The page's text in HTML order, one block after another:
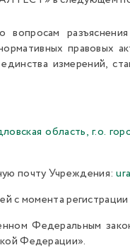
вопросам
правовых
измерений,
область, г.о.
почту Учреждения:
с момента
Федеральным
Федерации».